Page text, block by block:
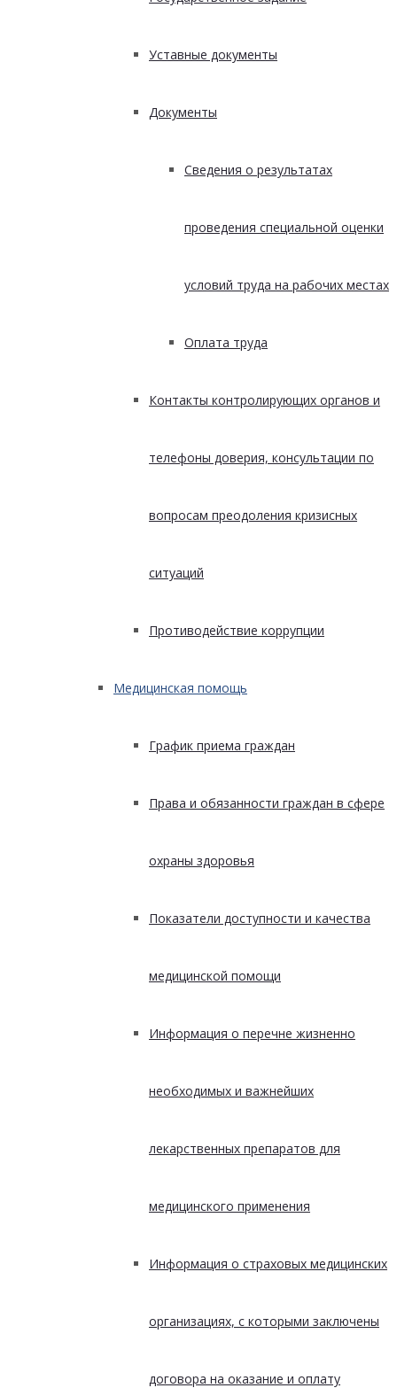
Уставные документы
Документы
Сведения о результатах
проведения специальной оценки
условий труда на рабочих местах
Оплата труда
Контакты контролирующих органов и
телефоны доверия, консультации по
вопросам преодоления кризисных
ситуаций
Противодействие коррупции
Медицинская помощь
График приема граждан
Права и обязанности граждан в сфере
охраны здоровья
Показатели доступности и качества
медицинской помощи
Информация о перечне жизненно
необходимых и важнейших
лекарственных препаратов для
медицинского применения
Информация о страховых медицинских
организациях, с которыми заключены
договора на оказание и оплату